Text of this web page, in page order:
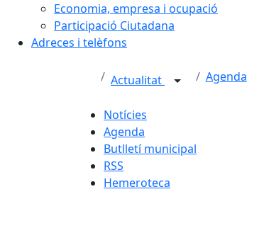
Economia, empresa i ocupació
Participació Ciutadana
Adreces i telèfons
Actualitat Agenda
Notícies
Agenda
Butlletí municipal
RSS
Hemeroteca